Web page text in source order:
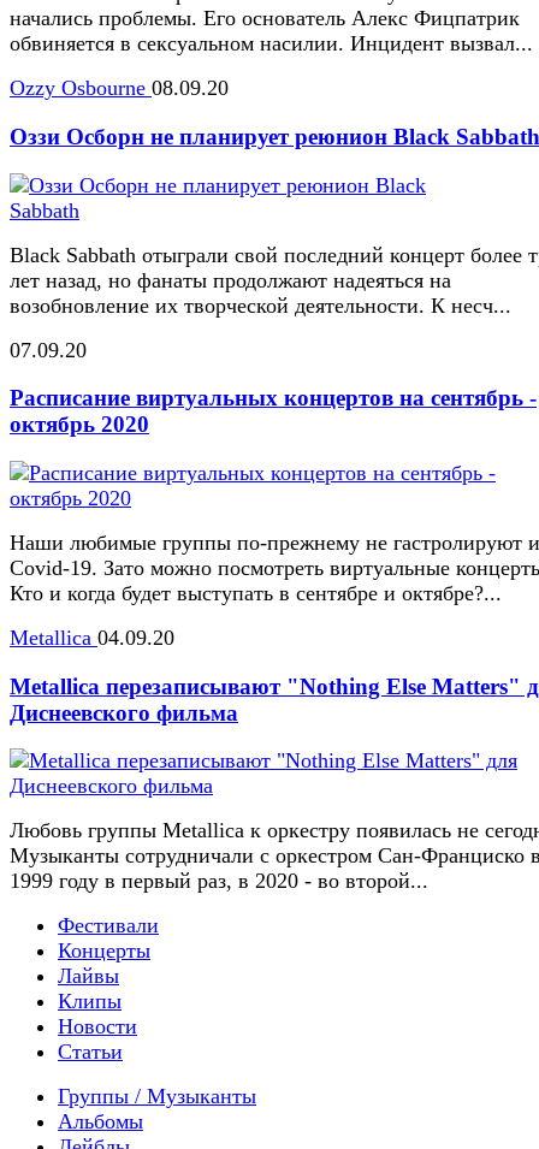
начались проблемы. Его основатель Алекс Фицпатрик
обвиняется в сексуальном насилии. Инцидент вызвал...
Ozzy Osbourne 08.09.20
Оззи Осборн не планирует реюнион Black Sabbath
Black Sabbath отыграли свой последний концерт более
лет назад, но фанаты продолжают надеяться на
возобновление их творческой деятельности. К несч...
07.09.20
Расписание виртуальных концертов на сентябрь -
октябрь 2020
Наши любимые группы по-прежнему не гастролируют
Covid-19. Зато можно посмотреть виртуальные
Кто и когда будет выступать в сентябре и октябре?...
Metallica 04.09.20
Metallica перезаписывают "Nothing Else Matters"
Диснеевского фильма
Любовь группы Metallica к оркестру появилась не
Музыканты сотрудничали с оркестром Сан-Франциско
1999 году в первый раз, в 2020 - во второй...
Фестивали
Концерты
Лайвы
Клипы
Новости
Статьи
Группы / Музыканты
Альбомы